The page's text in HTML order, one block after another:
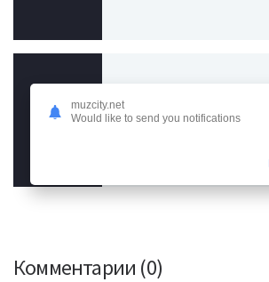
ЭGO - Она моя
Комментарии (0)
muzcity.net
Would like to send you notifications